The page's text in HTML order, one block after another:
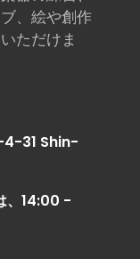
、絵や創作
ただけま
4-31 Shin-
、14:00 -